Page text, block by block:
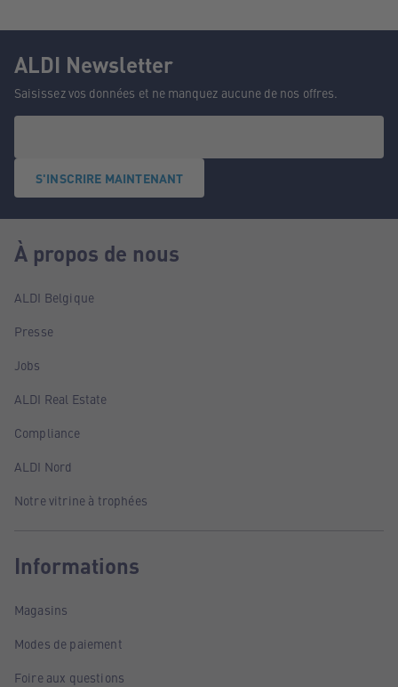
ALDI Newsletter
Saisissez vos données et ne manquez aucune de nos offres.
S'INSCRIRE MAINTENANT
À propos de nous
ALDI Belgique
Presse
Jobs
ALDI Real Estate
Compliance
ALDI Nord
Notre vitrine à trophées
Informations
Magasins
Modes de paiement
Foire aux questions